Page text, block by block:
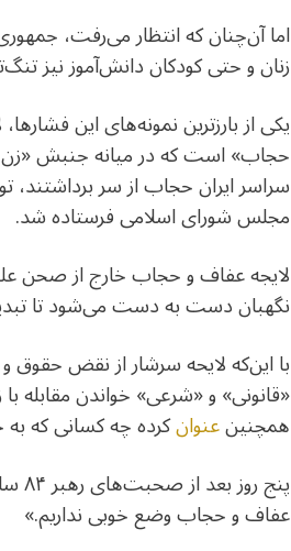
اما آن‌چنان که انتظار می‌رفت،
زنان و حتی کودکان دانش‌آموز نیز
یکی از بارزترین نمونه‌های این
حجاب» است که در میانه جنبش «زن،‌
مجلس شورای اسلامی فرستاده شد.
لایجه‌ عفاف و حجاب خارج از صحن
نگهبان دست به دست می‌شود تا تبدیل به یکی از
با این‌که لایحه سرشار از نقض حقوق
«قانونی» و «شرعی» خواندن مقابله
همچنینعنوانکرده چه‌ کسانی که
عفاف و حجاب وضع خوبی نداریم.»